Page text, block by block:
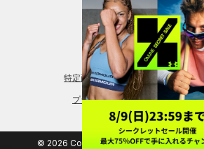
レギンス＆タイツ
特定商取引法に基づく通販の表記
プライバシーポリシー
© 2026 Copyright DOME Corporation.